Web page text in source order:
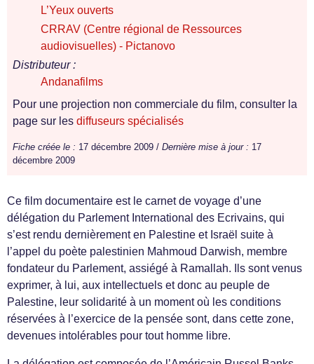
L’Yeux ouverts
CRRAV (Centre régional de Ressources
audiovisuelles) - Pictanovo
Distributeur :
Andanafilms
Pour une projection non commerciale du film, consulter la
page sur les diffuseurs spécialisés
Fiche créée le : 17 décembre 2009 / Dernière mise à jour : 17
décembre 2009
Ce film documentaire est le carnet de voyage d’une
délégation du Parlement International des Ecrivains, qui
s’est rendu dernièrement en Palestine et Israël suite à
l’appel du poète palestinien Mahmoud Darwish, membre
fondateur du Parlement, assiégé à Ramallah. Ils sont venus
exprimer, à lui, aux intellectuels et donc au peuple de
Palestine, leur solidarité à un moment où les conditions
réservées à l’exercice de la pensée sont, dans cette zone,
devenues intolérables pour tout homme libre.